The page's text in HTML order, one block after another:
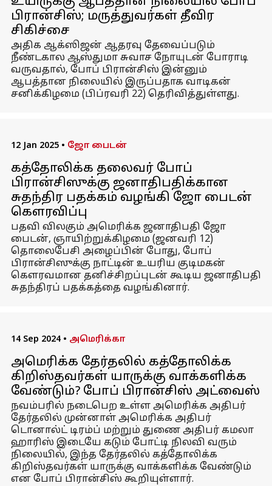
பிரான்சிஸ்; மருத்துவர்கள் தீவிர
சிகிச்சை
அதிக ஆக்ஸிஜன் ஆதரவு தேவைப்படும்
நீண்டகால ஆஸ்துமா சுவாச நோயுடன் போராடி
வருவதால், போப் பிரான்சிஸ் இன்னும்
ஆபத்தான நிலையில் இருப்பதாக வாடிகன்
சனிக்கிழமை (பிப்ரவரி 22) தெரிவித்துள்ளது.
12 Jan 2025 • ஜோ பைடன்
கத்தோலிக்க தலைவர் போப்
பிரான்சிஸுக்கு ஜனாதிபதிக்கான
சுதந்திர பதக்கம் வழங்கி ஜோ பைடன்
கௌரவிப்பு
பதவி விலகும் அமெரிக்க ஜனாதிபதி ஜோ
பைடன், ஞாயிற்றுக்கிழமை (ஜனவரி 12)
தொலைபேசி அழைப்பின் போது, ​​போப்
பிரான்சிஸுக்கு நாட்டின் உயரிய குடிமகன்
கௌரவமான தனிச்சிறப்புடன் கூடிய ஜனாதிபதி
சுதந்திரப் பதக்கத்தை வழங்கினார்.
14 Sep 2024 • அமெரிக்கா
அமெரிக்க தேர்தலில் கத்தோலிக்க
கிறிஸ்தவர்கள் யாருக்கு வாக்களிக்க
வேண்டும்? போப் பிரான்சிஸ் அட்வைஸ்
நவம்பரில் நடைபெற உள்ள அமெரிக்க அதிபர்
தேர்தலில் முன்னாள் அமெரிக்க அதிபர்
டொனால்ட் டிரம்ப் மற்றும் துணை அதிபர் கமலா
ஹாரிஸ் இடையே கடும் போட்டி நிலவி வரும்
நிலையில், இந்த தேர்தலில் கத்தோலிக்க
கிறிஸ்தவர்கள் யாருக்கு வாக்களிக்க வேண்டும்
என போப் பிரான்சிஸ் கூறியுள்ளார்.